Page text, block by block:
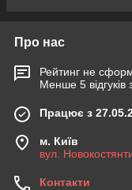
Про нас
Рейтинг не
Менше 5 відгуків
Працює з
м. Київ
вул.
Контакти